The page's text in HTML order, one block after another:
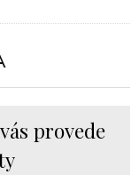
provede